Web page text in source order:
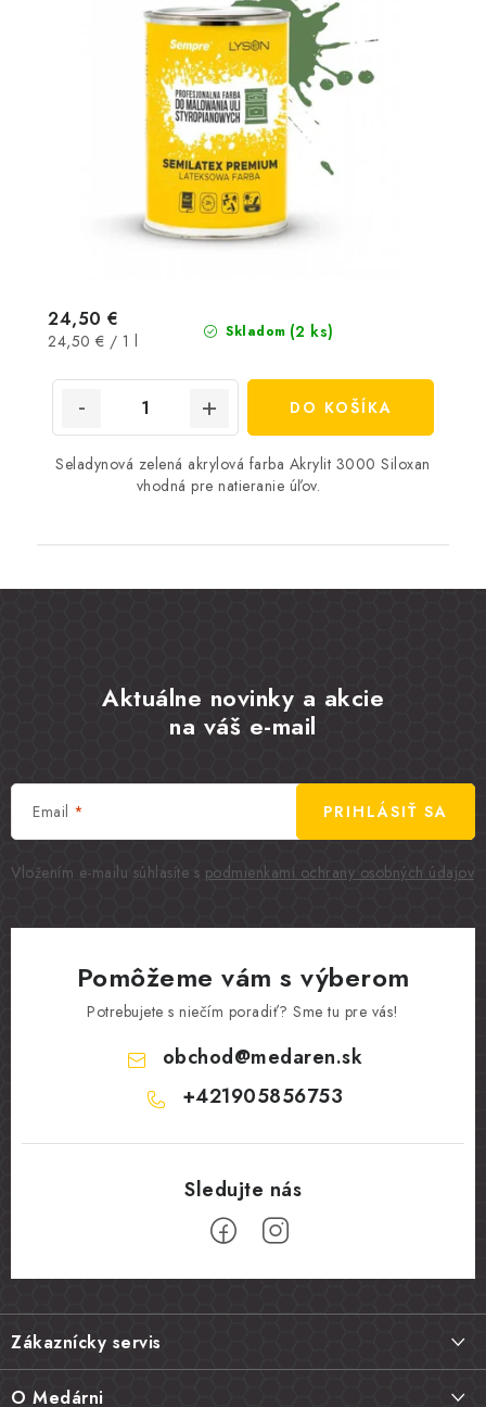
Skladom (2 ks)
24,50 €
Jednotková
24,50 € / 1 l
DO KOŠÍKA
Seladynová zelená akrylová farba Akrylit 3000 Siloxan
vhodná pre natieranie úľov.
Aktuálne novinky a akcie
na váš e-mail
Email
Vložením e-mailu súhlasíte s podmienkami ochrany osobných údajov
PRIHLÁSIŤ SA
Pomôžeme vám s výberom
Potrebujete s niečím poradiť? Sme tu pre vás!
obchod@medaren.sk
+421905856753
Z
á
p
ä
Zákaznícky servis
O Medárni